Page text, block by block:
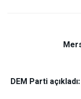
DEM Parti